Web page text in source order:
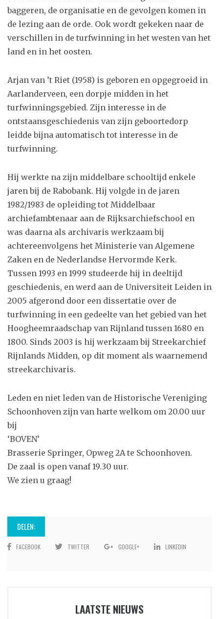
baggeren, de organisatie en de gevolgen komen in
de lezing aan de orde. Ook wordt gekeken naar de
verschillen in de turfwinning in het westen van het
land en in het oosten.
Arjan van ’t Riet (1958) is geboren en opgegroeid in
Aarlanderveen, een dorpje midden in het
turfwinningsgebied. Zijn interesse in de
ontstaansgeschiedenis van zijn geboortedorp
leidde bijna automatisch tot interesse in de
turfwinning.
Hij werkte na zijn middelbare schooltijd enkele
jaren bij de Rabobank. Hij volgde in de jaren
1982/1983 de opleiding tot Middelbaar
archiefambtenaar aan de Rijksarchiefschool en
was daarna als archivaris werkzaam bij
achtereenvolgens het Ministerie van Algemene
Zaken en de Nederlandse Hervormde Kerk.
Tussen 1993 en 1999 studeerde hij in deeltijd
geschiedenis, en werd aan de Universiteit Leiden in
2005 afgerond door een dissertatie over de
turfwinning in een gedeelte van het gebied van het
Hoogheemraadschap van Rijnland tussen 1680 en
1800. Sinds 2003 is hij werkzaam bij Streekarchief
Rijnlands Midden, op dit moment als waarnemend
streekarchivaris.
Leden en niet leden van de Historische Vereniging
Schoonhoven zijn van harte welkom om 20.00 uur
bij
‘BOVEN’
Brasserie Springer, Opweg 2A te Schoonhoven.
De zaal is open vanaf 19.30 uur.
We zien u graag!
DELEN:
FACEBOOK TWITTER GOOGLE+ LINKEDIN
LAATSTE NIEUWS